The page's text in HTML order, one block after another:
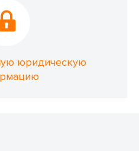
юридическую